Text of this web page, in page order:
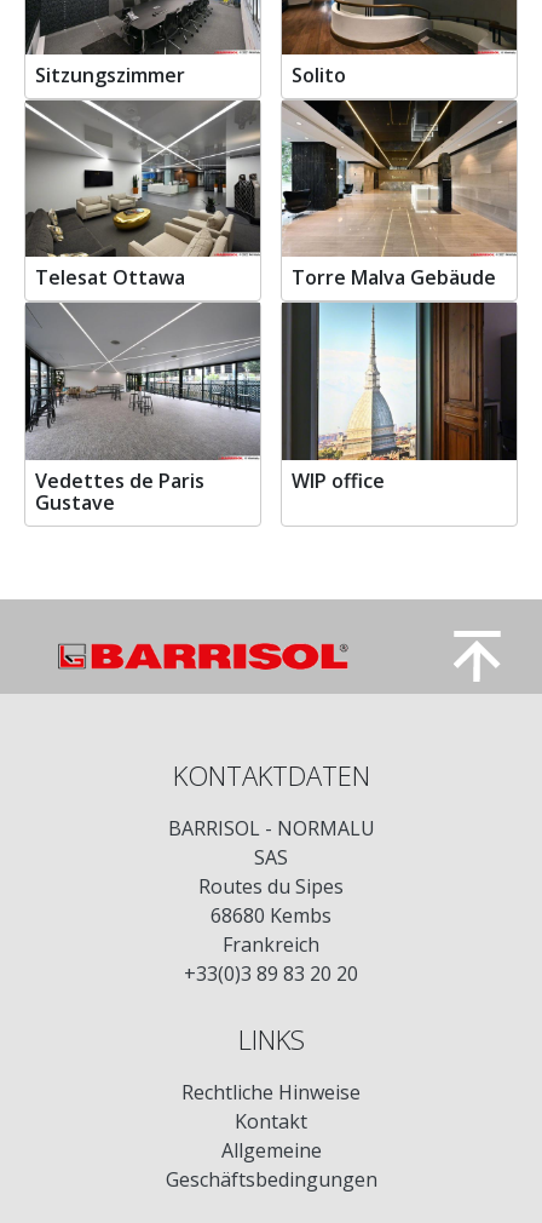
Sitzungszimmer Solito
Telesat Ottawa Torre Malva Gebäude
Vedettes de Paris
Gustave
WIP office
KONTAKTDATEN
BARRISOL - NORMALU
SAS
Routes du Sipes
68680 Kembs
Frankreich
+33(0)3 89 83 20 20
LINKS
Rechtliche Hinweise
Kontakt
Allgemeine
Geschäftsbedingungen